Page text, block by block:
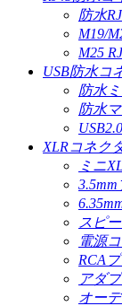
防水
M19/
M25
USB防水コ
防水
防水
XLRコネク
ミニ
スピ
電源
RCA
アダ
オー